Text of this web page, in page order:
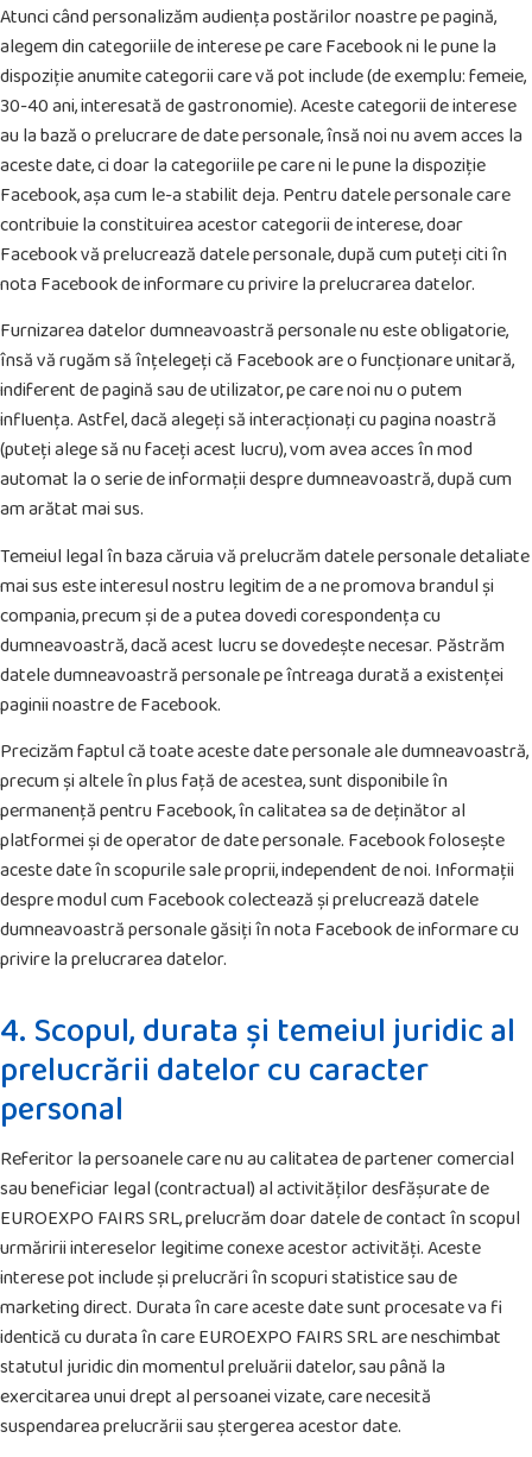
Atunci când personalizăm audiența postărilor noastre pe pagină,
alegem din categoriile de interese pe care Facebook ni le pune la
dispoziție anumite categorii care vă pot include (de exemplu: femeie,
30-40 ani, interesată de gastronomie). Aceste categorii de interese
au la bază o prelucrare de date personale, însă noi nu avem acces la
aceste date, ci doar la categoriile pe care ni le pune la dispoziție
Facebook, așa cum le-a stabilit deja. Pentru datele personale care
contribuie la constituirea acestor categorii de interese, doar
Facebook vă prelucrează datele personale, după cum puteți citi în
nota Facebook de informare cu privire la prelucrarea datelor.
Furnizarea datelor dumneavoastră personale nu este obligatorie,
însă vă rugăm să înțelegeți că Facebook are o funcționare unitară,
indiferent de pagină sau de utilizator, pe care noi nu o putem
influența. Astfel, dacă alegeți să interacționați cu pagina noastră
(puteți alege să nu faceți acest lucru), vom avea acces în mod
automat la o serie de informații despre dumneavoastră, după cum
am arătat mai sus.
Temeiul legal în baza căruia vă prelucrăm datele personale detaliate
mai sus este interesul nostru legitim de a ne promova brandul și
compania, precum și de a putea dovedi corespondența cu
dumneavoastră, dacă acest lucru se dovedește necesar. Păstrăm
datele dumneavoastră personale pe întreaga durată a existenței
paginii noastre de Facebook.
Precizăm faptul că toate aceste date personale ale dumneavoastră,
precum și altele în plus față de acestea, sunt disponibile în
permanență pentru Facebook, în calitatea sa de deținător al
platformei și de operator de date personale. Facebook folosește
aceste date în scopurile sale proprii, independent de noi. Informații
despre modul cum Facebook colectează și prelucrează datele
dumneavoastră personale găsiți în nota Facebook de informare cu
privire la prelucrarea datelor.
4. Scopul, durata și temeiul juridic al
prelucrării datelor cu caracter
personal
Referitor la persoanele care nu au calitatea de partener comercial
sau beneficiar legal (contractual) al activităților desfășurate de
EUROEXPO FAIRS SRL, prelucrăm doar datele de contact în scopul
urmăririi intereselor legitime conexe acestor activități. Aceste
interese pot include și prelucrări în scopuri statistice sau de
marketing direct. Durata în care aceste date sunt procesate va fi
identică cu durata în care EUROEXPO FAIRS SRL are neschimbat
statutul juridic din momentul preluării datelor, sau până la
exercitarea unui drept al persoanei vizate, care necesită
suspendarea prelucrării sau ștergerea acestor date.